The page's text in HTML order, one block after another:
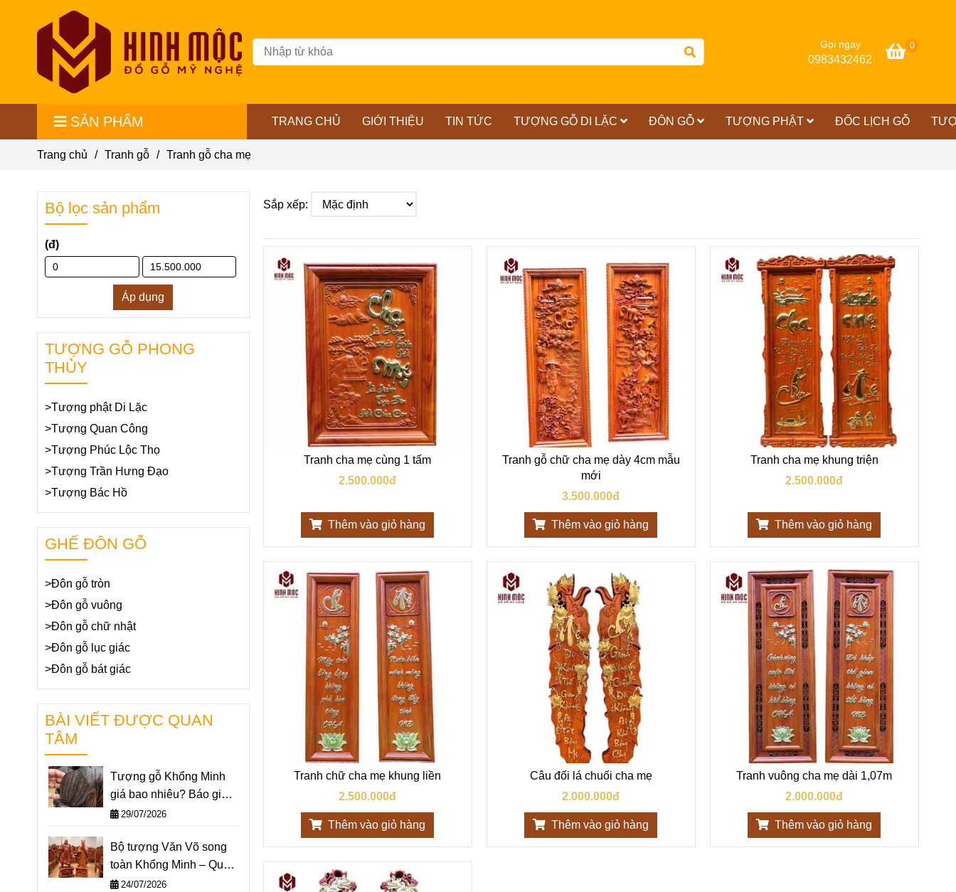
Gọi ngay
0983432462
0
SẢN PHẨM TRANG CHỦ GIỚI THIỆU TIN TỨC TƯỢNG GỖ DI LẶC ĐÔN GỖ TƯỢNG PHẬT ĐỐC LỊCH GỖ
Trang chủ / Tranh gỗ / Tranh gỗ cha mẹ
Sắp xếp:
Tranh cha mẹ cùng 1 tấm
2.500.000đ
Thêm vào giỏ hàng
Tranh gỗ chữ cha mẹ dày 4cm mẫu
mới
3.500.000đ
Thêm vào giỏ hàng
Tranh cha mẹ khung triện
2.500.000đ
Thêm vào giỏ hàng
Tranh chữ cha mẹ khung liền
2.500.000đ
Thêm vào giỏ hàng
Câu đối lá chuối cha mẹ
2.000.000đ
Thêm vào giỏ hàng
Tranh vuông cha mẹ dài 1,07m
2.000.000đ
Thêm vào giỏ hàng
Bộ lọc sản phẩm
(đ)
Áp dụng
TƯỢNG GỖ PHONG
THỦY
>Tượng phật Di Lặc
>Tượng Quan Công
>Tượng Phúc Lộc Thọ
>Tượng Trần Hưng Đạo
>Tượng Bác Hồ
GHẾ ĐÔN GỖ
>Đôn gỗ tròn
>Đôn gỗ vuông
>Đôn gỗ chữ nhật
>Đôn gỗ lục giác
>Đôn gỗ bát giác
BÀI VIẾT ĐƯỢC QUAN
TÂM
Tượng gỗ Khổng Minh
giá bao nhiêu? Báo giá
một số mẫu tượng
2026
29/07/2026
Bộ tượng Văn Võ song
toàn Khổng Minh – Quan
Công: Ý nghĩa và cách
24/07/2026